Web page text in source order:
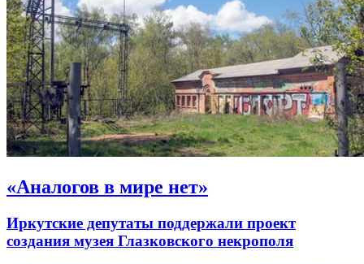
«Аналогов в мире нет»
Иркутские депутаты поддержали проект
создания музея Глазковского некрополя